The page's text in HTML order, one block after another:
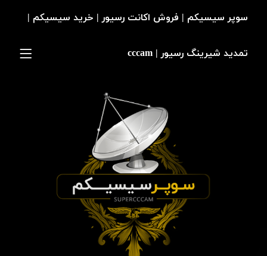
سوپر سیسیکم | فروش اکانت رسیور | خرید سیسیکم |
تمدید شیرینگ رسیور | cccam